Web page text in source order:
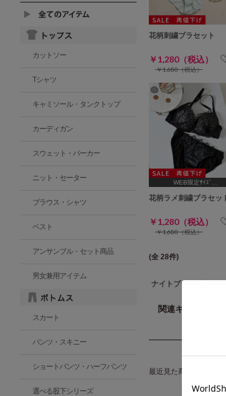
花柄刺繍ブラセット
￥1,280（税込）
￥1,680（税込）
WEB限定ｻｲｽﾞ
花柄ラメ刺繍ブラセッ
￥1,280（税込）
￥1,680（税込）
(全 28件)
ナイトブラ
関連キーワード
最近見た商品がありま
カットソー
Tシャツ
キャミソール・タンクトップ
カーディガン
スウェット・パーカー
ニット・セーター
ブラウス・シャツ
ベスト
アンサンブル・セット商品
男女兼用アイテム
スカート
パンツ・スキニー
ショートパンツ・ハーフパンツ
選べる股下シリーズ